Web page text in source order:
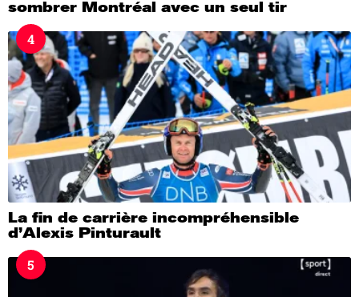
sombrer Montréal avec un seul tir
4
La fin de carrière incompréhensible
d’Alexis Pinturault
5